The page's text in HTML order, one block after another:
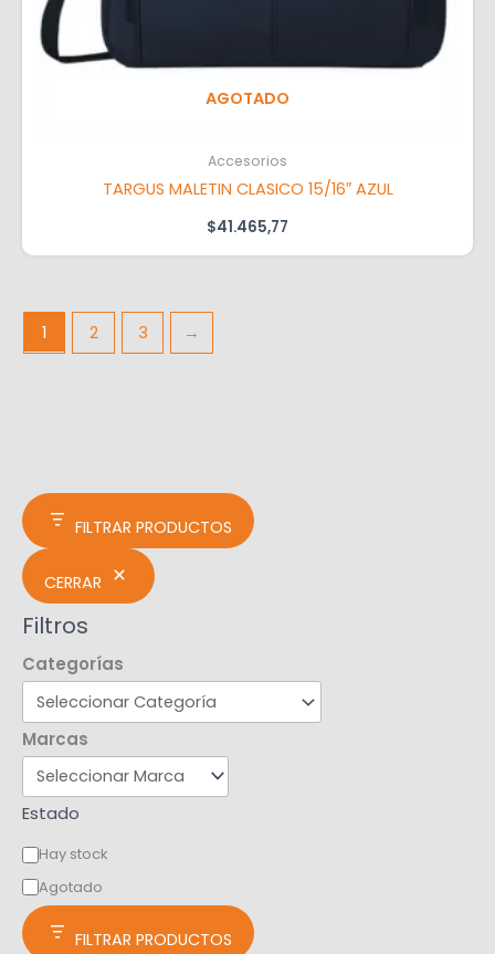
FILTRAR PRODUCTOS
CERRAR
Filtros
Categorías
Marcas
Estado
Hay stock
Agotado
FILTRAR PRODUCTOS
AGOTADO
Accesorios
TARGUS MALETIN CLASICO 15/16″ AZUL
$41.465,77
1 2 3 →